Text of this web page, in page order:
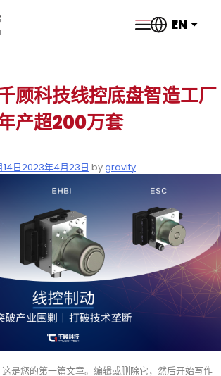
EN
顾科技线控底盘智造工厂
产超200万套
日2023年4月23日 bygravity
是您的第一篇文章。编辑或删除它，然后开始写作